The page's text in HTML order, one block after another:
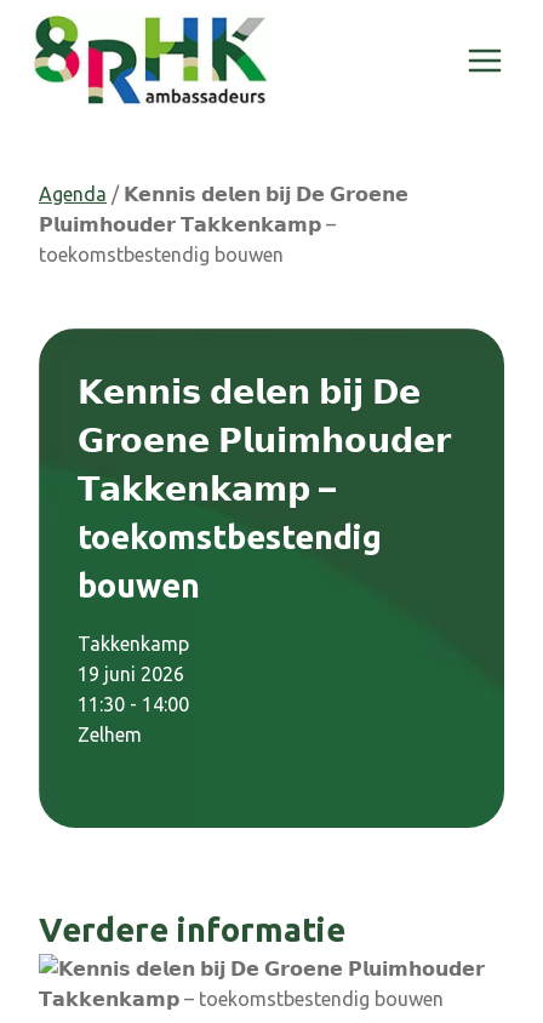
Doorgaan
naar
inhoud
Agenda / 𝗞𝗲𝗻𝗻𝗶𝘀 𝗱𝗲𝗹𝗲𝗻 𝗯𝗶𝗷 𝗗𝗲 𝗚𝗿𝗼𝗲𝗻𝗲
𝗣𝗹𝘂𝗶𝗺𝗵𝗼𝘂𝗱𝗲𝗿 𝗧𝗮𝗸𝗸𝗲𝗻𝗸𝗮𝗺𝗽 –
toekomstbestendig bouwen
𝗞𝗲𝗻𝗻𝗶𝘀 𝗱𝗲𝗹𝗲𝗻 𝗯𝗶𝗷 𝗗𝗲
𝗚𝗿𝗼𝗲𝗻𝗲 𝗣𝗹𝘂𝗶𝗺𝗵𝗼𝘂𝗱𝗲𝗿
𝗧𝗮𝗸𝗸𝗲𝗻𝗸𝗮𝗺𝗽 –
toekomstbestendig
bouwen
Takkenkamp
19 juni 2026
11:30 - 14:00
Zelhem
Verdere informatie